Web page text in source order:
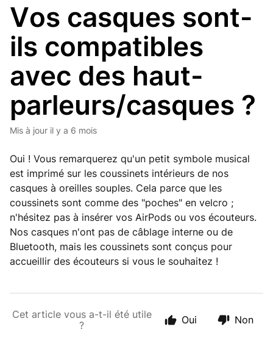
Vos casques sont-
ils compatibles
avec des haut-
parleurs/casques ?
Mis à jour il y a 6 mois
Oui ! Vous remarquerez qu'un petit symbole musical
est imprimé sur les coussinets intérieurs de nos
casques à oreilles souples. Cela parce que les
coussinets sont comme des "poches" en velcro ;
n'hésitez pas à insérer vos AirPods ou vos écouteurs.
Nos casques n'ont pas de câblage interne ou de
Bluetooth, mais les coussinets sont conçus pour
accueillir des écouteurs si vous le souhaitez !
Cet article vous a-t-il été utile
?
Oui Non